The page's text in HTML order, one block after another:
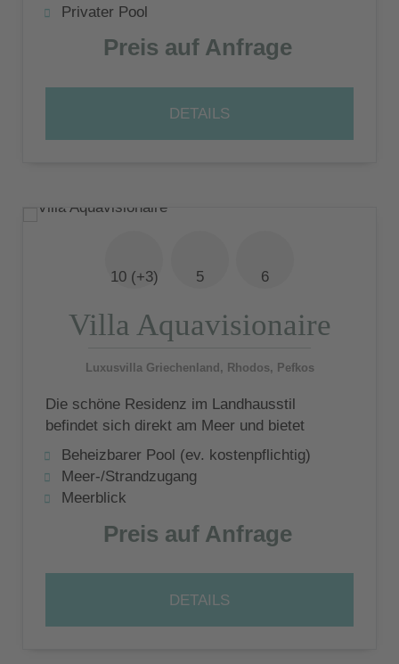
Privater Pool
Preis auf Anfrage
DETAILS
10 (+3) 5 6
Villa Aquavisionaire
Luxusvilla Griechenland, Rhodos, Pefkos
Die schöne Residenz im Landhausstil
befindet sich direkt am Meer und bietet
ihren Gästen einen privaten Pool und einen
gigantischen Ausblick
Beheizbarer Pool (ev. kostenpflichtig)
Meer-/Strandzugang
Meerblick
Preis auf Anfrage
DETAILS